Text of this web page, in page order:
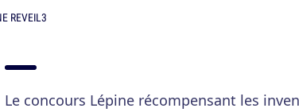
Le concours Lépine récompensant les